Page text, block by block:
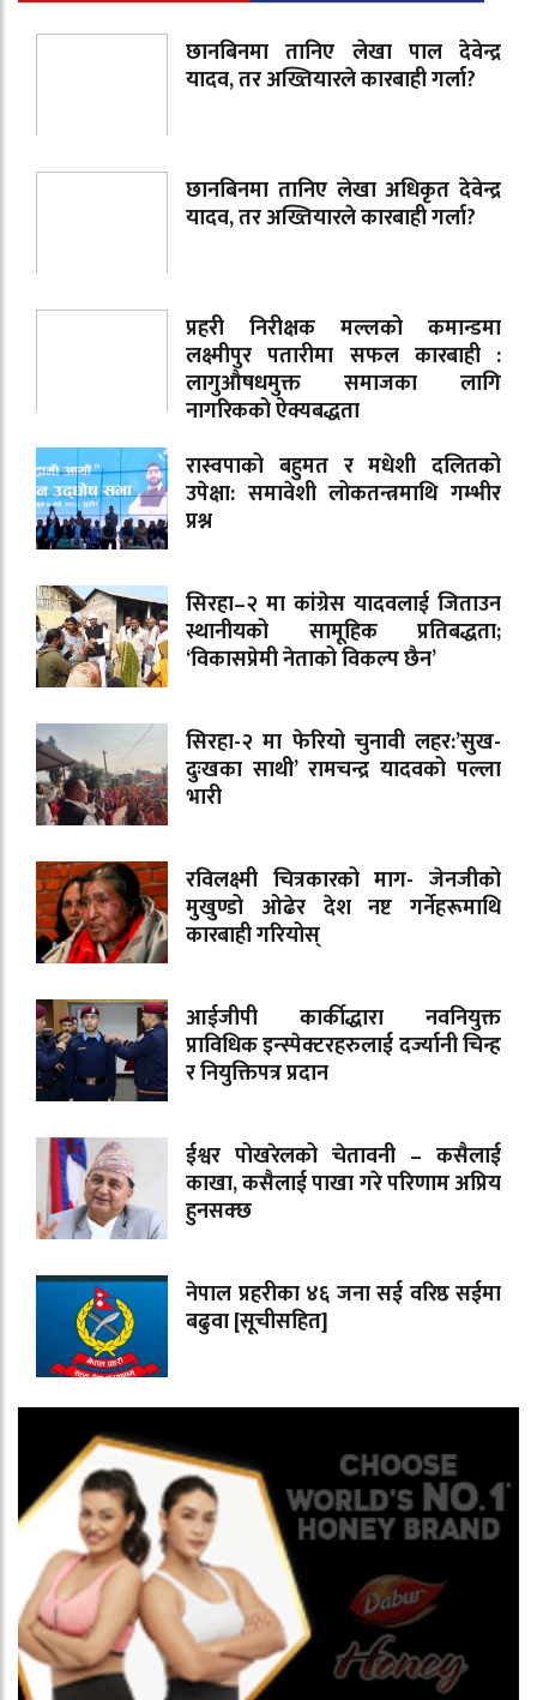
छानबिनमा तानिए लेखा पाल देवेन्द्र
यादव, तर अख्तियारले कारबाही गर्ला?
छानबिनमा तानिए लेखा अधिकृत देवेन्द्र
यादव, तर अख्तियारले कारबाही गर्ला?
प्रहरी निरीक्षक मल्लको कमान्डमा
लक्ष्मीपुर पतारीमा सफल कारबाही :
लागुऔषधमुक्त समाजका लागि
नागरिकको ऐक्यबद्धता
रास्वपाको बहुमत र मधेशी दलितको
उपेक्षा: समावेशी लोकतन्त्रमाथि गम्भीर
प्रश्न
सिरहा–२ मा कांग्रेस यादवलाई जिताउन
स्थानीयको सामूहिक प्रतिबद्धता;
‘विकासप्रेमी नेताको विकल्प छैन’
सिरहा-२ मा फेरियो चुनावी लहर:’सुख-
दुःखका साथी’ रामचन्द्र यादवको पल्ला
भारी
रविलक्ष्मी चित्रकारको माग- जेनजीको
मुखुण्डो ओढेर देश नष्ट गर्नेहरूमाथि
कारबाही गरियोस्
आईजीपी कार्कीद्धारा नवनियुक्त
प्राविधिक इन्स्पेक्टरहरुलाई दर्ज्यानी चिन्ह
र नियुक्तिपत्र प्रदान
ईश्वर पोखरेलको चेतावनी – कसैलाई
काखा, कसैलाई पाखा गरे परिणाम अप्रिय
हुनसक्छ
नेपाल प्रहरीका ४६ जना सई वरिष्ठ सईमा
बढुवा [सूचीसहित]